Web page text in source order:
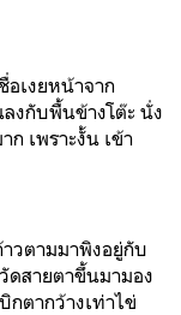
อเงยหน้าจาก
งกับพื้นข้างโต๊ะ นั่ง
ก เพราะงั้น เข้า
วตามมาพิงอยู่กับ
สายตาขึ้นมามอง
ตากว้างเท่าไข่